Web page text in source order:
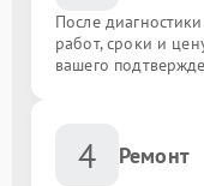
После
работ, сроки и
вашего
4 Ремонт